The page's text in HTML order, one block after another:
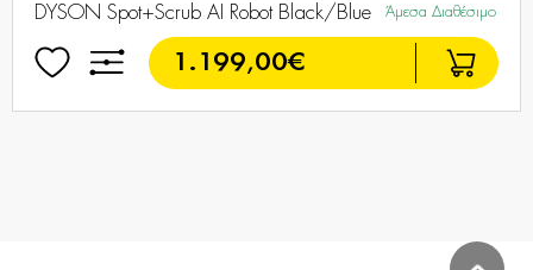
DYSON Spot+Scrub AI Robot Black/Blue Άμεσα Διαθέσιμο
1.199,00€